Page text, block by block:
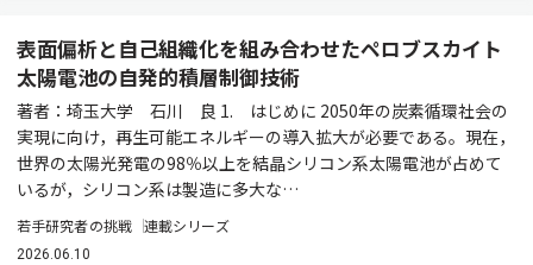
表面偏析と自己組織化を組み合わせたペロブスカイト
太陽電池の自発的積層制御技術
著者：埼玉大学 石川 良 1. はじめに 2050年の炭素循環社会の
実現に向け，再生可能エネルギーの導入拡大が必要である。現在，
世界の太陽光発電の98％以上を結晶シリコン系太陽電池が占めて
いるが，シリコン系は製造に多大な…
若手研究者の挑戦 連載シリーズ
2026.06.10